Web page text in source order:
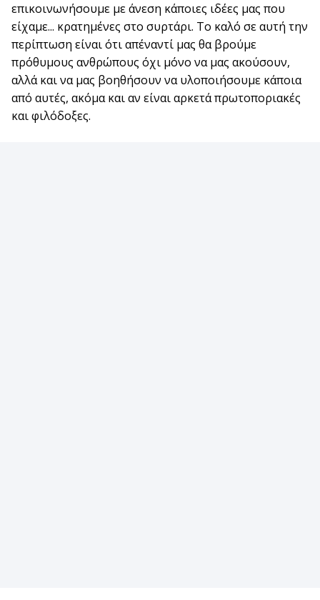
επικοινωνήσουμε με άνεση κάποιες ιδέες μας που
είχαμε... κρατημένες στο συρτάρι. Το καλό σε αυτή την
περίπτωση είναι ότι απέναντί μας θα βρούμε
πρόθυμους ανθρώπους όχι μόνο να μας ακούσουν,
αλλά και να μας βοηθήσουν να υλοποιήσουμε κάποια
από αυτές, ακόμα και αν είναι αρκετά πρωτοποριακές
και φιλόδοξες.